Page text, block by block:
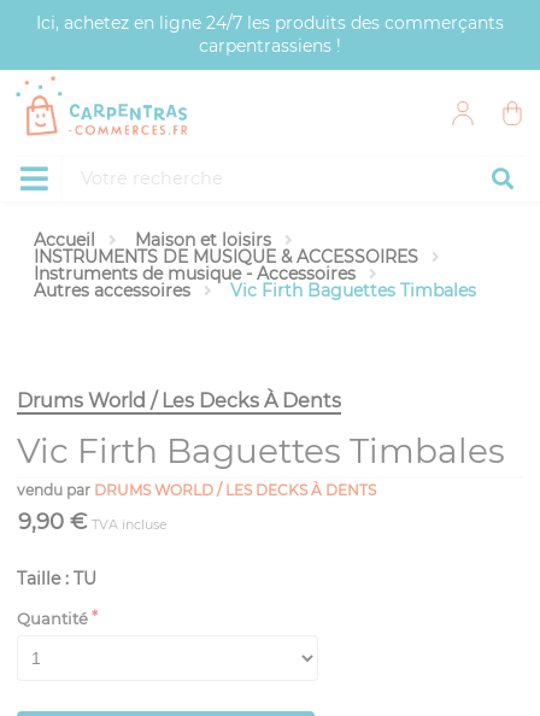
Ici, achetez en ligne 24/7 les produits des commerçants
carpentrassiens !
Accueil Maison et loisirs
INSTRUMENTS DE MUSIQUE & ACCESSOIRES
Instruments de musique - Accessoires
Autres accessoires Vic Firth Baguettes Timbales
Drums World / Les Decks À Dents
Vic Firth Baguettes Timbales
vendu par DRUMS WORLD / LES DECKS À DENTS
9,90 € TVA incluse
Taille : TU
Quantité
Panneau de gestion des cookies